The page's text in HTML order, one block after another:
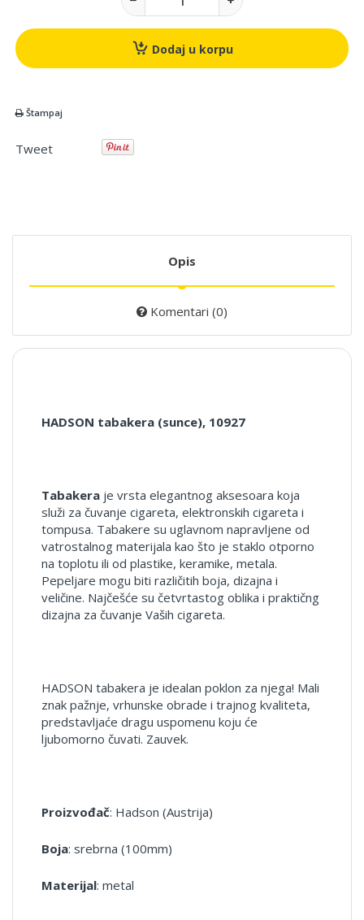
Dodaj u korpu
Štampaj
Tweet
Opis
Komentari (0)
HADSON tabakera (sunce), 10927
Tabakera je vrsta elegantnog aksesoara koja
služi za čuvanje cigareta, elektronskih cigareta i
tompusa. Tabakere su uglavnom napravljene od
vatrostalnog materijala kao što je staklo otporno
na toplotu ili od plastike, keramike, metala.
Pepeljare mogu biti različitih boja, dizajna i
veličine. Najčešće su četvrtastog oblika i praktičng
dizajna za čuvanje Vaših cigareta.
HADSON tabakera je idealan poklon za njega! Mali
znak pažnje, vrhunske obrade i trajnog kvaliteta,
predstavljaće dragu uspomenu koju će
ljubomorno čuvati. Zauvek.
Proizvođač: Hadson (Austrija)
Boja: srebrna (100mm)
Materijal: metal